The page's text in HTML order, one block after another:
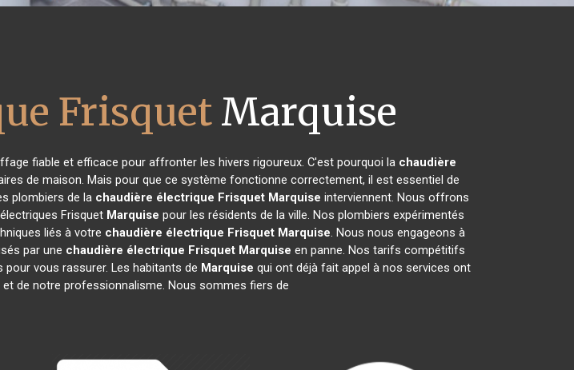
Frisquet Marquise
fiable et efficace pour affronter les hivers rigoureux. C'est pourquoi la chaudière
de maison. Mais pour que ce système fonctionne correctement, il est essentiel de
plombiers de la chaudière électrique Frisquet Marquise interviennent. Nous offrons
Frisquet Marquise pour les résidents de la ville. Nos plombiers expérimentés
liés à votre chaudière électrique Frisquet Marquise. Nous nous engageons à
par une chaudière électrique Frisquet Marquise en panne. Nos tarifs compétitifs
vous rassurer. Les habitants de Marquise qui ont déjà fait appel à nos services ont
de notre professionnalisme. Nous sommes fiers de